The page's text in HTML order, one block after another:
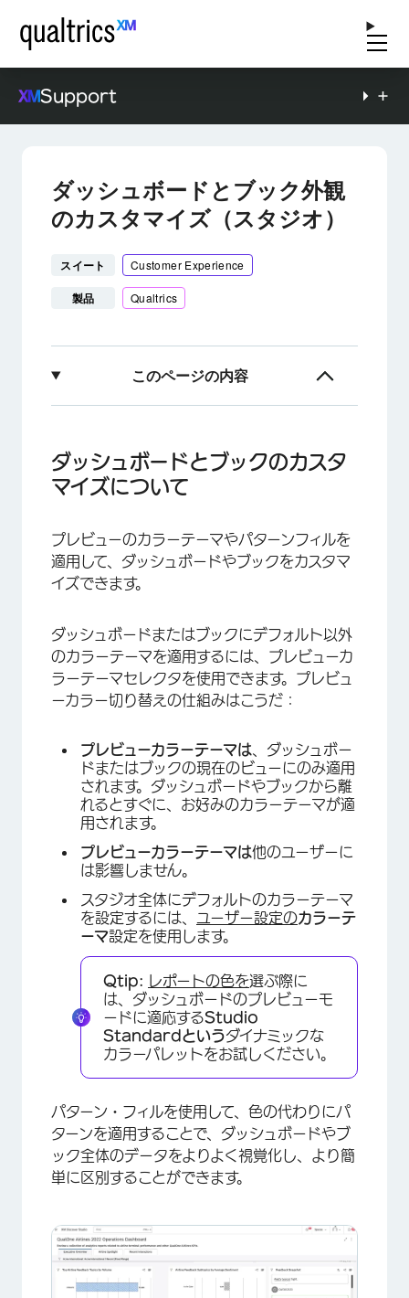
Support
ダッシュボードとブック外観
のカスタマイズ（スタジオ）
スイート Customer Experience
製品 Qualtrics
このページの内容
ダッシュボードとブックのカスタマイズの適用
ダッシュボードとブックのカスタ
マイズについて
プレビューのカラーテーマやパターンフィルを
適用して、ダッシュボードやブックをカスタマ
イズできます。
ダッシュボードまたはブックにデフォルト以外
のカラーテーマを適用するには、プレビューカ
ラーテーマセレクタを使用できます。プレビュ
ーカラー切り替えの仕組みはこうだ：
プレビューカラーテーマは 、ダッシュボー
ドまたはブックの現在のビューにのみ適用
されます。ダッシュボードやブックから離
れるとすぐに、お好みのカラーテーマが適
用されます。
プレビューカラーテーマは他のユーザーに
は影響しません。
スタジオ全体にデフォルトのカラーテーマ
を設定するには、
ユーザー設定のカラーテ
ーマ設定を使用します。
Qtip: レポートの色を選ぶ際に
は、ダッシュボードのプレビューモ
ードに適応するStudio
Standardというダイナミックな
カラーパレットをお試しください。
パターン・フィルを使用して、色の代わりにパ
ターンを適用することで、ダッシュボードやブ
ック全体のデータをよりよく視覚化し、より簡
単に区別することができます。